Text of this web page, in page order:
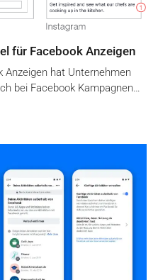
für Facebook Anzeigen
Anzeigen hat Unternehmen
bei Facebook Kampagnen…